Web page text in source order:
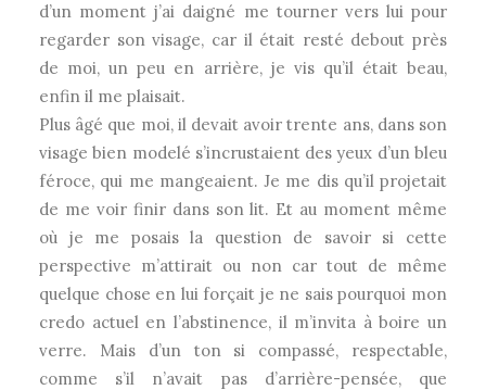
d’un moment j’ai daigné me tourner vers lui pour
regarder son visage, car il était resté debout près
de moi, un peu en arrière, je vis qu’il était beau,
enfin il me plaisait.
Plus âgé que moi, il devait avoir trente ans, dans son
visage bien modelé s’incrustaient des yeux d’un bleu
féroce, qui me mangeaient. Je me dis qu’il projetait
de me voir finir dans son lit. Et au moment même
où je me posais la question de savoir si cette
perspective m’attirait ou non car tout de même
quelque chose en lui forçait je ne sais pourquoi mon
credo actuel en l’abstinence, il m’invita à boire un
verre. Mais d’un ton si compassé, respectable,
comme s’il n’avait pas d’arrière-pensée, que